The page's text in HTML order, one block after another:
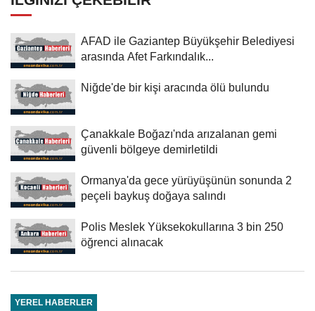
AFAD ile Gaziantep Büyükşehir Belediyesi
arasında Afet Farkındalık...
Niğde'de bir kişi aracında ölü bulundu
Çanakkale Boğazı'nda arızalanan gemi
güvenli bölgeye demirletildi
Ormanya'da gece yürüyüşünün sonunda 2
peçeli baykuş doğaya salındı
Polis Meslek Yüksekokullarına 3 bin 250
öğrenci alınacak
YEREL HABERLER